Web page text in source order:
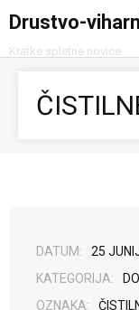
Drustvo-
Kratke spletne novice
DATUM:
25
KATEGORIJA:
OZNAKA: